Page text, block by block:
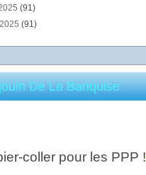
(91)
(91)
De La Banquise
coller pour les PPP !